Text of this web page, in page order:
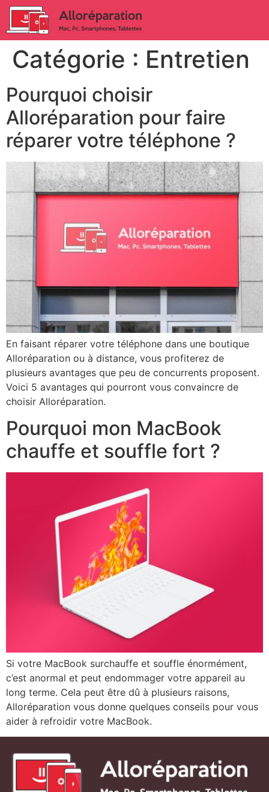
Catégorie : Entretien
Pourquoi choisir
Alloréparation pour faire
réparer votre téléphone ?
En faisant réparer votre téléphone dans une boutique
Alloréparation ou à distance, vous profiterez de
plusieurs avantages que peu de concurrents proposent.
Voici 5 avantages qui pourront vous convaincre de
choisir Alloréparation.
Pourquoi mon MacBook
chauffe et souffle fort ?
Si votre MacBook surchauffe et souffle énormément,
c’est anormal et peut endommager votre appareil au
long terme. Cela peut être dû à plusieurs raisons,
Alloréparation vous donne quelques conseils pour vous
aider à refroidir votre MacBook.​